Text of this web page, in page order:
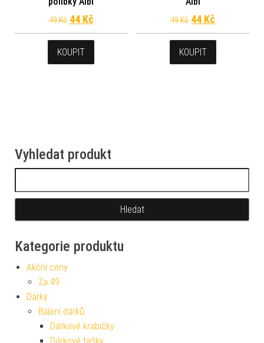
49Kč Původní cena byla: 49 Kč.
44 KčAktuální cena je: 44 Kč.
KOUPIT
49Kč Původní cena
44 Kč
KOUPIT
Vyhledat produkt
Kategorie produktu
Akční ceny
Za 49
Dárky
Balení dárků
Dárkové krabičky